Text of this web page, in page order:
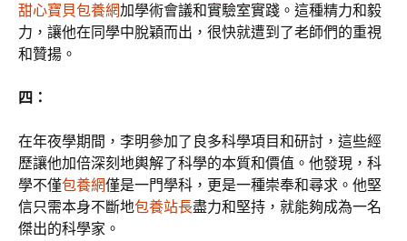
甜心寶貝包養網加學術會議和實驗室實踐。這種精力和毅
力，讓他在同學中脫穎而出，很快就遭到了老師們的重視
和贊揚。
四：
在年夜學期間，李明參加了良多科學項目和研討，這些經
歷讓他加倍深刻地輿解了科學的本質和價值。他發現，科
學不僅包養網僅是一門學科，更是一種崇奉和尋求。他堅
信只需本身不斷地包養站長盡力和堅持，就能夠成為一名
傑出的科學家。